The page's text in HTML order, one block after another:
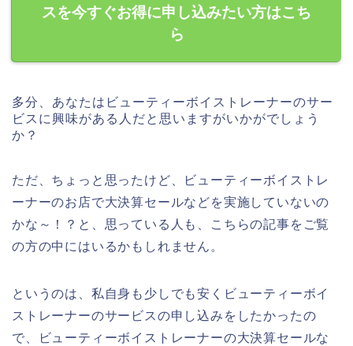
スを今すぐお得に申し込みたい方はこち
ら
多分、あなたはビューティーボイストレーナーのサー
ビスに興味がある人だと思いますがいかがでしょう
か？
ただ、ちょっと思ったけど、ビューティーボイストレ
ーナーのお店で大決算セールなどを実施していないの
かな～！？と、思っている人も、こちらの記事をご覧
の方の中にはいるかもしれません。
というのは、私自身も少しでも安くビューティーボイ
ストレーナーのサービスの申し込みをしたかったの
で、ビューティーボイストレーナーの大決算セールな